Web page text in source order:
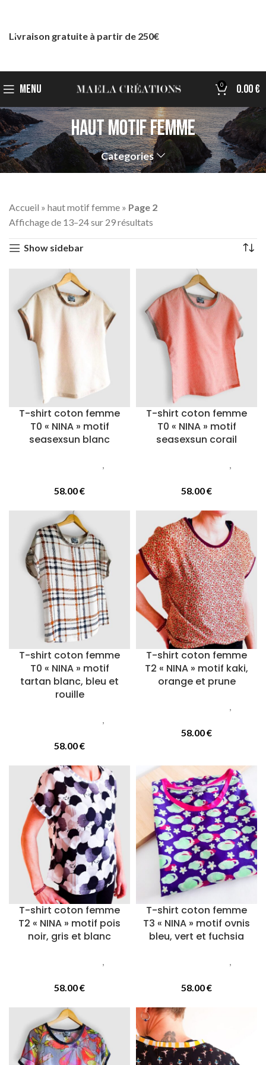
MENU 0 0.00€
haut motif femme
Categories
Accueil » haut motif femme » Page 2
Affichage de 13–24 sur 29 résultats
Show sidebar
T-shirt coton femme
T0 « NINA » motif
seasexsun blanc
,
58.00€
T-shirt coton femme
T0 « NINA » motif
seasexsun corail
,
58.00€
T-shirt coton femme
T0 « NINA » motif
tartan blanc, bleu et
rouille
,
58.00€
T-shirt coton femme
T2 « NINA » motif kaki,
orange et prune
,
58.00€
T-shirt coton femme
T2 « NINA » motif pois
noir, gris et blanc
,
58.00€
T-shirt coton femme
T3 « NINA » motif ovnis
bleu, vert et fuchsia
,
58.00€
Livraison gratuite à partir de 250€